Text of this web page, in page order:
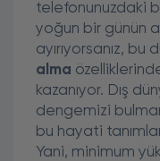
telefonunuzdaki
yoğun bir günün
ayırıyorsanız, bu
alma
kazanıyor. Dış
dengemizi
bu hayati
Yani, minimum